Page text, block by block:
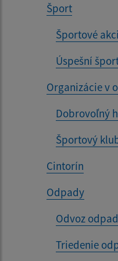
Šport
Športové
Úspešní
Organizácie v
Dobrovoľný
Športový
Cintorín
Odpady
Odvoz
Triedenie